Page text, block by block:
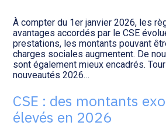
Audit légal
Gestion de patrimoine
Transition numérique
Facturation et pilotage : MEG
Analyse et tableau de bord :
WAIBI
humaines : SILAE
À compter du 1er janvier 2026, les
avantages accordés par le CSE
prestations, les montants pouvant
charges sociales augmentent. De
sont également mieux encadrés.
nouveautés 2026…
CSE : des montants
élevés en 2026